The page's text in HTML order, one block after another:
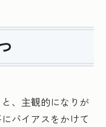
、主観的になりが
バイアスをかけて